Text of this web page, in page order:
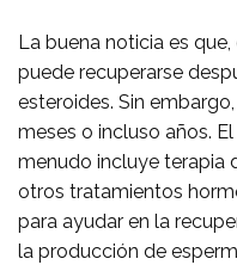
La buena noticia es
puede recuperarse
esteroides. Sin
meses o incluso años.
menudo incluye terapia
otros tratamientos
para ayudar en la
la producción de